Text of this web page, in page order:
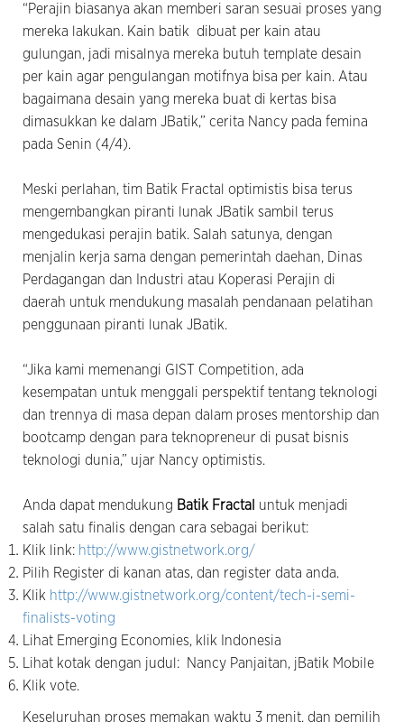
“Perajin biasanya akan memberi saran sesuai proses yang
mereka lakukan. Kain batik dibuat per kain atau
gulungan, jadi misalnya mereka butuh template desain
per kain agar pengulangan motifnya bisa per kain. Atau
bagaimana desain yang mereka buat di kertas bisa
dimasukkan ke dalam JBatik,” cerita Nancy pada femina
pada Senin (4/4).
Meski perlahan, tim Batik Fractal optimistis bisa terus
mengembangkan piranti lunak JBatik sambil terus
mengedukasi perajin batik. Salah satunya, dengan
menjalin kerja sama dengan pemerintah daehan, Dinas
Perdagangan dan Industri atau Koperasi Perajin di
daerah untuk mendukung masalah pendanaan pelatihan
penggunaan piranti lunak JBatik.
“Jika kami memenangi GIST Competition, ada
kesempatan untuk menggali perspektif tentang teknologi
dan trennya di masa depan dalam proses mentorship dan
bootcamp dengan para teknopreneur di pusat bisnis
teknologi dunia,” ujar Nancy optimistis.
Anda dapat mendukung Batik Fractal untuk menjadi
salah satu finalis dengan cara sebagai berikut:
Klik link: http://www.gistnetwork.org/
Pilih Register di kanan atas, dan register data anda.
Klik http://www.gistnetwork.org/content/tech-i-semi-
finalists-voting
Lihat Emerging Economies, klik Indonesia
Lihat kotak dengan judul: Nancy Panjaitan, jBatik Mobile
Klik vote.
Keseluruhan proses memakan waktu 3 menit, dan pemilih